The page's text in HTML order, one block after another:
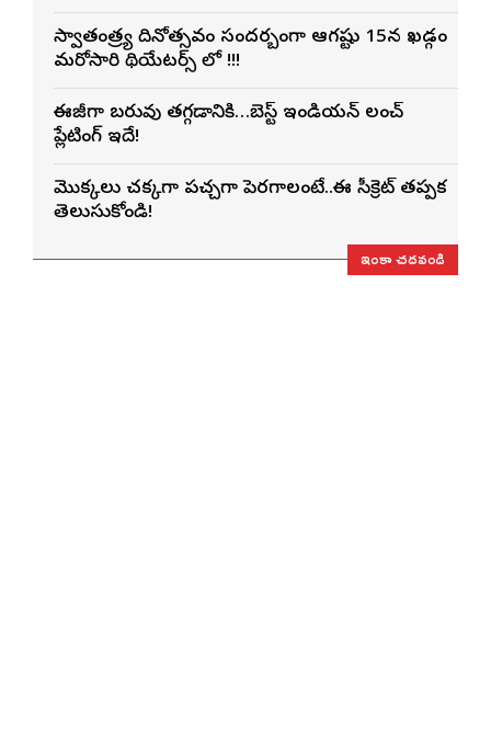
స్వాతంత్ర్య దినోత్సవం సందర్బంగా ఆగష్టు 15న ఖడ్గం
మరోసారి థియేటర్స్ లో !!!
ఈజీగా బరువు తగ్గడానికి…బెస్ట్ ఇండియన్ లంచ్
ప్లేటింగ్ ఇదే!
మొక్కలు చక్కగా పచ్చగా పెరగాలంటే..ఈ సీక్రెట్ తప్పక
తెలుసుకోండి!
ఇంకా చదవండి